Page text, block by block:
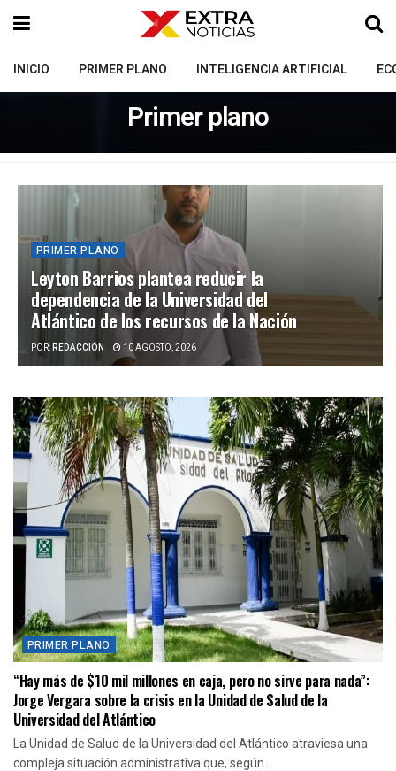
INICIO PRIMER PLANO INTELIGENCIA ARTIFICIAL
Primer plano
PRIMER PLANO
Leyton Barrios plantea reducir la
dependencia de la Universidad del
Atlántico de los recursos de la Nación
POR:REDACCIÓN 10 AGOSTO, 2026
PRIMER PLANO
“Hay más de $10 mil millones en caja, pero no sirve para nada”:
Jorge Vergara sobre la crisis en la Unidad de Salud de la
Universidad del Atlántico
La Unidad de Salud de la Universidad del Atlántico atraviesa una
compleja situación administrativa que, según...